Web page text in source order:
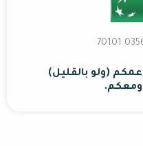
(ولو بالقليل)
ومعكم.